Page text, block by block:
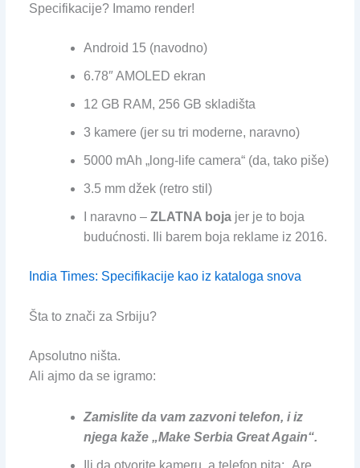
Specifikacije? Imamo render!
Android 15 (navodno)
6.78″ AMOLED ekran
12 GB RAM, 256 GB skladišta
3 kamere (jer su tri moderne, naravno)
5000 mAh „long-life camera“ (da, tako piše)
3.5 mm džek (retro stil)
I naravno – ZLATNA bojajer je to boja
budućnosti. Ili barem boja reklame iz 2016.
India Times: Specifikacije kao iz kataloga snova
Šta to znači za Srbiju?
Apsolutno ništa.
Ali ajmo da se igramo:
Zamislite da vam zazvoni telefon, i iz
njega kaže „Make Serbia Great Again“.
Ili da otvorite kameru, a telefon pita: „Are